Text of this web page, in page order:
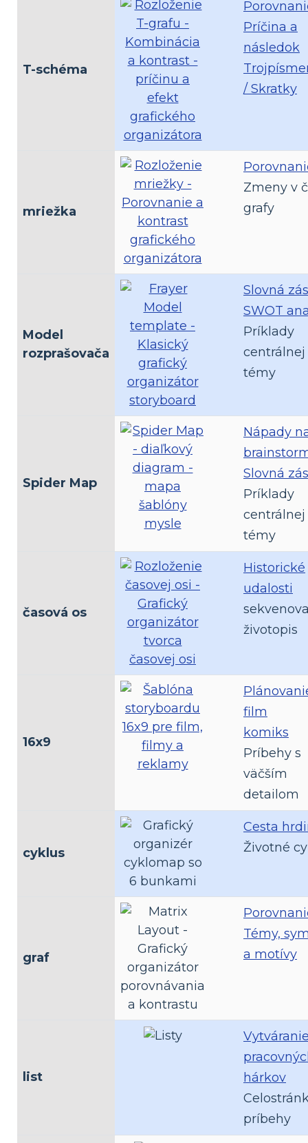
T-schéma
Príčina a
následok
/ Skratky
mriežka
Zmeny v
grafy
Model
rozprašovača
Slovná
SWOT
Príklady
centrálnej
témy
Spider Map
Nápady
Slovná
Príklady
centrálnej
témy
časová os
Historické
udalosti
životopis
16x9
film
komiks
Príbehy s
väčším
detailom
cyklus
Cesta
Životné
graf
Témy,
a motívy
list
hárkov
príbehy